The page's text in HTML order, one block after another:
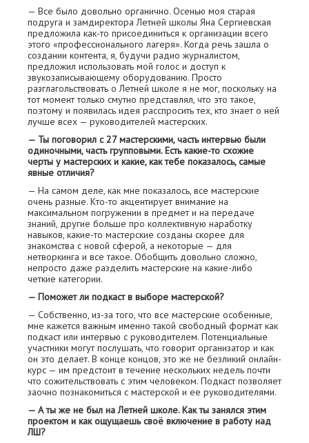
— Все было довольно органично. Осенью моя старая
подруга и замдиректора Летней школы Яна Сергиевская
предложила как-то присоединиться к организации всего
этого «профессионального лагеря». Когда речь зашла о
создании контента, я, будучи радио журналистом,
предложил использовать мой голос и доступ к
звукозаписывающему оборудованию. Просто
разглагольствовать о Летней школе я не мог, поскольку на
тот момент только смутно представлял, что это такое,
поэтому и появилась идея расспросить тех, кто знает о ней
лучше всех — руководителей мастерских.
— Ты поговорил с 27 мастерскими, часть интервью были
одиночными, часть групповыми. Есть какие-то схожие
черты у мастерских и какие, как тебе показалось, самые
явные отличия?
— На самом деле, как мне показалось, все мастерские
очень разные. Кто-то акцентирует внимание на
максимальном погружении в предмет и на передаче
знаний, другие больше про коллективную наработку
навыков, какие-то мастерские созданы скорее для
знакомства с новой сферой, а некоторые — для
нетворкинга и все такое. Обобщить довольно сложно,
непросто даже разделить мастерские на какие-либо
четкие категории.
— Поможет ли подкаст в выборе мастерской?
— Собственно, из-за того, что все мастерские особенные,
мне кажется важным именно такой свободный формат как
подкаст или интервью с руководителем. Потенциальные
участники могут послушать, что говорит организатор и как
он это делает. В конце концов, это же не безликий онлайн-
курс — им предстоит в течение нескольких недель почти
что сожительствовать с этим человеком. Подкаст позволяет
заочно познакомиться с мастерской и ее руководителями.
— А ты же не был на Летней школе. Как ты занялся этим
проектом и как ощущаешь своё включение в работу над
ЛШ?